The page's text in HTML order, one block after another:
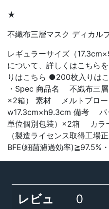
★
不織布三層マスク ディカル
レギュラーサイズ（
について、詳しくはこちら
りはこちら ●200枚入りは
・Spec 商品名 不織布三
×2箱） 素材 メルトブロ
w17.3cm×h9.3cm 備考 パ
単位個別包装）×2箱 カラ
（製造ライセンス取得工
BFE(細菌濾過効率)≧97.5%
レビュ
0